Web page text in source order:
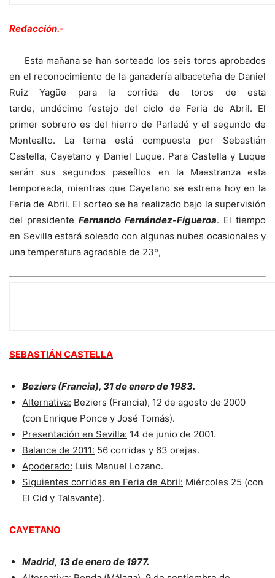
Redacción.-
Esta mañana se han sorteado los seis toros aprobados
en el reconocimiento de la ganadería albaceteña de Daniel
Ruiz Yagüe para la corrida de toros de esta
tarde, undécimo festejo del ciclo de Feria de Abril. El
primer sobrero es del hierro de Parladé y el segundo de
Montealto. La terna está compuesta por Sebastián
Castella, Cayetano y Daniel Luque. Para Castella y Luque
serán sus segundos paseíllos en la Maestranza esta
temporeada, mientras que Cayetano se estrena hoy en la
Feria de Abril. El sorteo se ha realizado bajo la supervisión
del presidente Fernando Fernández-Figueroa. El tiempo
en Sevilla estará soleado con algunas nubes ocasionales y
una temperatura agradable de 23º,
SEBASTIÁN CASTELLA
Beziers (Francia), 31 de enero de 1983.
Alternativa: Beziers (Francia), 12 de agosto de 2000
(con Enrique Ponce y José Tomás).
Presentación en Sevilla: 14 de junio de 2001.
Balance de 2011: 56 corridas y 63 orejas.
Apoderado: Luis Manuel Lozano.
Siguientes corridas en Feria de Abril: Miércoles 25 (con
El Cid y Talavante).
CAYETANO
Madrid, 13 de enero de 1977.